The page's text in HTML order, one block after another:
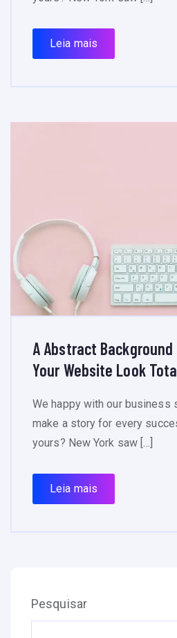
Leia mais
A Abstract Background
Your Website Look
We happy with our business
make a story for every
yours? New York saw […]
Leia mais
Pesquisar